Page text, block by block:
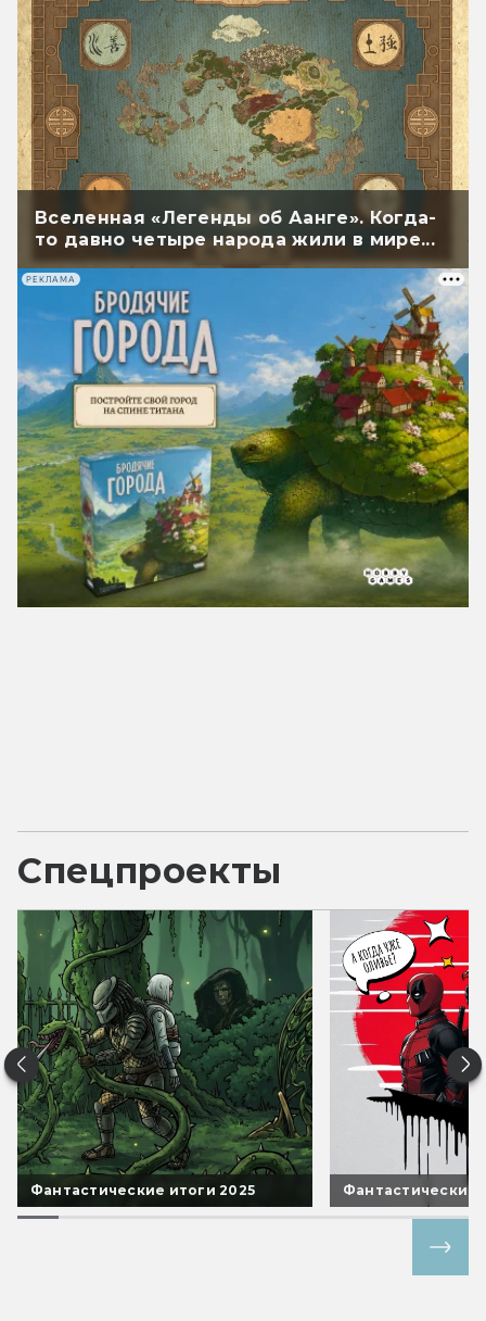
Вселенная «Легенды об Аанге». Когда-
то давно четыре народа жили в мире...
РЕКЛАМА
Спецпроекты
Фантастические итоги 2025 Фантастические